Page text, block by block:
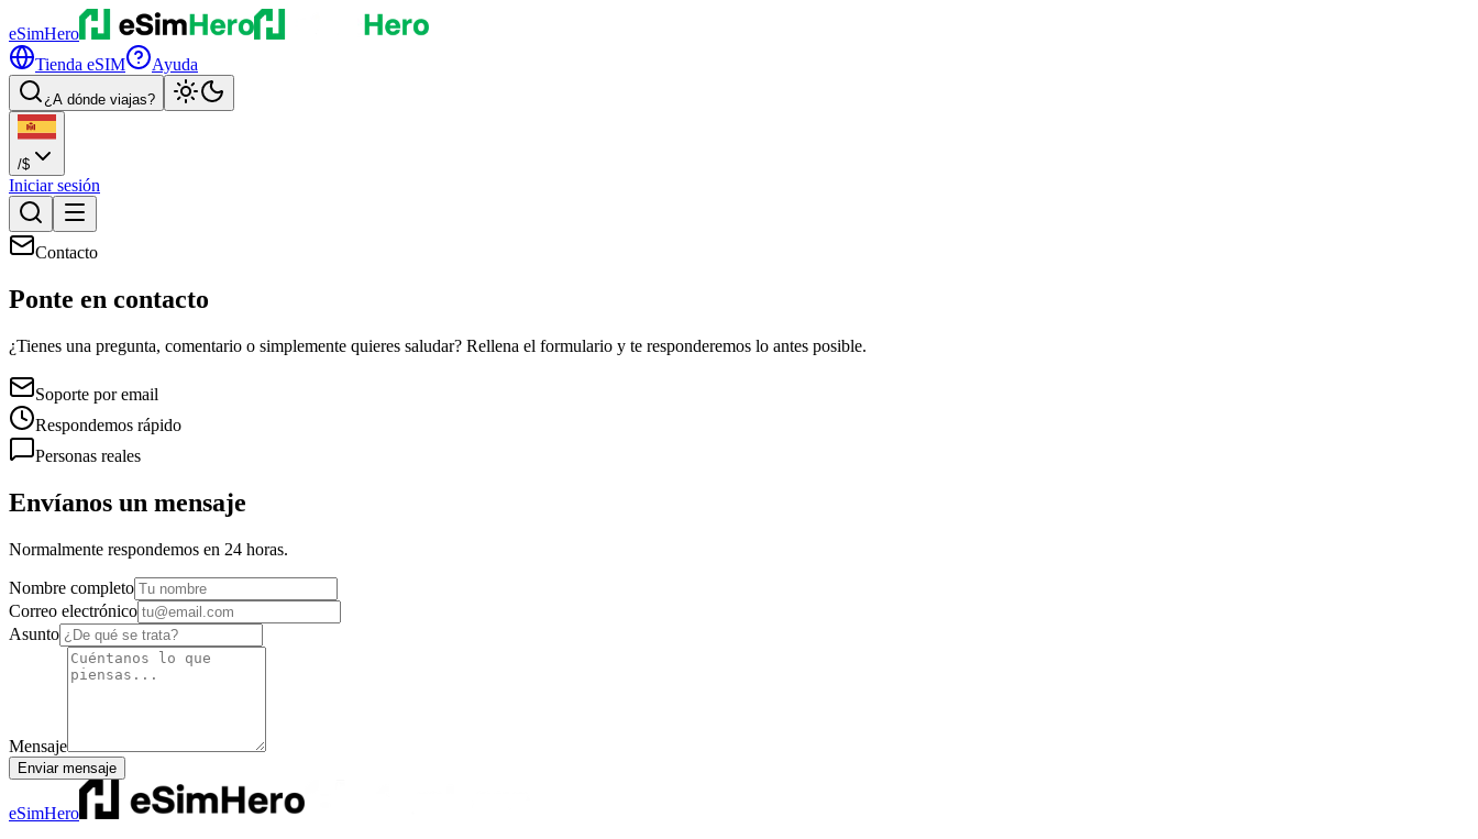
eSimHero
Tienda eSIM
Ayuda
¿A dónde viajas?
/$
Iniciar sesión
Contacto
Ponte en contacto
¿Tienes una pregunta, comentario o simplemente quieres saludar? Rellena el formulario y te responderemos lo antes posible.
Soporte por email
Respondemos rápido
Personas reales
Envíanos un mensaje
Normalmente respondemos en 24 horas.
Nombre completo
Correo electrónico
Asunto
Mensaje
Enviar mensaje
eSimHero